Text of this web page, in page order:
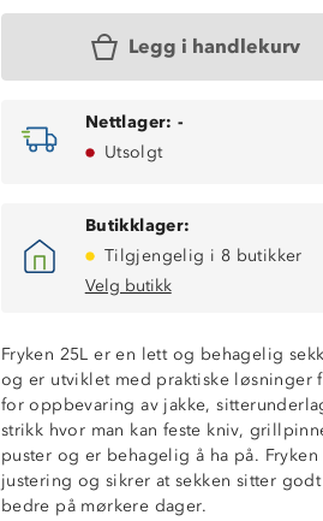
Legg i handlekurv
Nettlager: -
Utsolgt
Butikklager:
Tilgjengelig i 8 butikker
Velg butikk
Fryken 25L er en lett og behagelig
og er utviklet med praktiske løsninger
for oppbevaring av jakke,
strikk hvor man kan feste kniv,
puster og er behagelig å ha på.
justering og sikrer at sekken sitter
bedre på mørkere dager.
Mål: 48 cm høy
Vektkapasitet: 9-10 kg
Hovedrom med åpen lomme i
Topplomme med glidelås
Strikkfester i front
Meshlomme på siden
Knagghempe